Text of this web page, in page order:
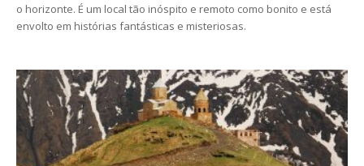
o horizonte. É um local tão inóspito e remoto como bonito e está
envolto em histórias fantásticas e misteriosas.